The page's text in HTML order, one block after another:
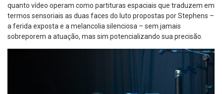
quanto vídeo operam como partituras espaciais que traduzem em
termos sensoriais as duas faces do luto propostas por Stephens –
a ferida exposta e a melancolia silenciosa – sem jamais
sobreporem a atuação, mas sim potencializando sua precisão.